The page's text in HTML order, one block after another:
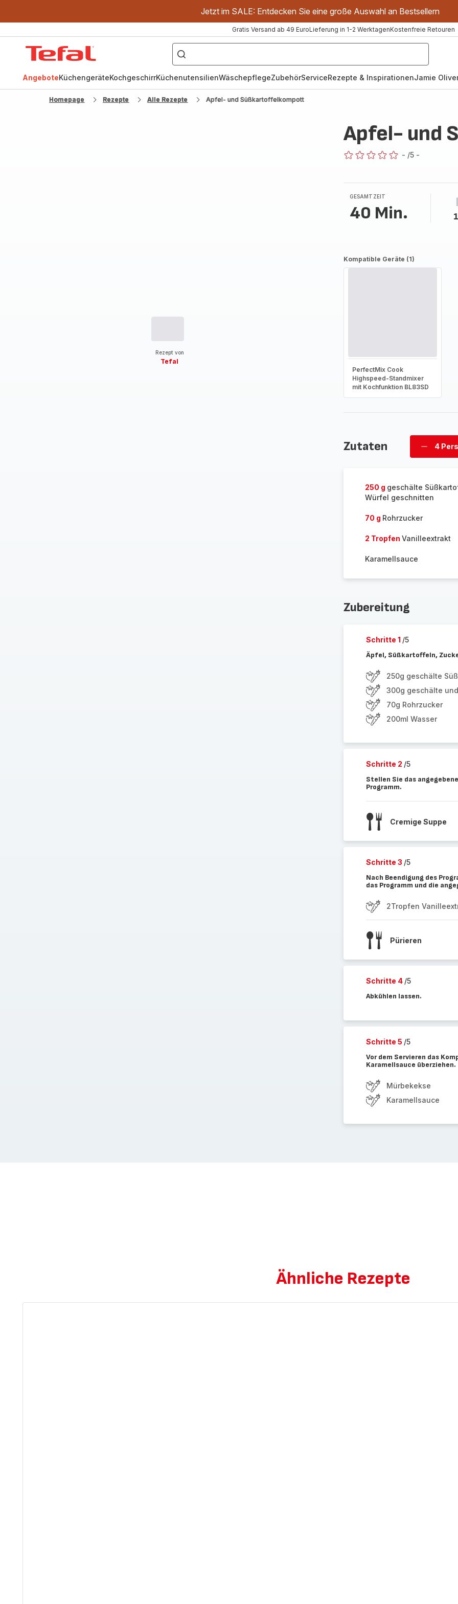
Jetzt im SALE: Entdecken Sie eine große Auswahl an Bestsellern
Gratis Versand ab 49 EuroLieferung in 1-2 WerktagenKostenfreie Retouren
["OptiGrill","Easy
Fry","Pfanne"]
AngeboteKüchengeräteKochgeschirrKüchenutensilienWäschepflegeZubehörServiceRezepte & InspirationenJamie
Homepage Rezepte Alle Rezepte Apfel- und Süßkartoffelkompott
Rezept von
Tefal
Apfel- und
- /5 -
GESAMTZEIT
40 Min.
Kompatible Geräte (1)
PerfectMix Cook
Highspeed-Standmixer
mit Kochfunktion BL83SD
Zutaten
Personen
4
250 g geschälte
Würfel geschnitten
70 g Rohrzucker
2 Tropfen Vanilleextrakt
Karamellsauce
Zubereitung
Schritte 1 /5
Äpfel, Süßkartoffeln,
250g geschälte
300g geschälte
70g Rohrzucker
200ml Wasser
Schritte 2 /5
Stellen Sie das
Programm.
Cremige Suppe
Schritte 3 /5
Nach Beendigung des
das Programm und die
2Tropfen
Pürieren
Schritte 4 /5
Abkühlen lassen.
Schritte 5 /5
Vor dem Servieren das
Karamellsauce überziehen.
Mürbekekse
Karamellsauce
Ähnliche Rezepte